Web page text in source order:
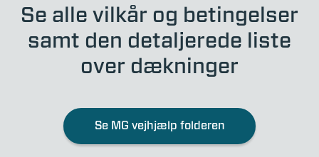
Se alle vilkår og betingelser
samt den detaljerede liste
over dækninger
Se MG vejhjælp folderen